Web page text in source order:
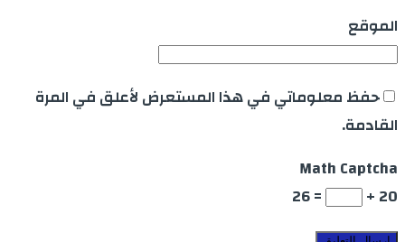
الموقع
حفظ معلوماتي في هذا المستعرض لأعلق في المرة
القادمة.
Math Captcha
20 +
= 26